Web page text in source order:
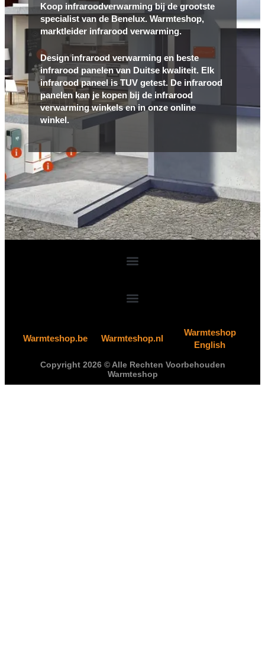
Koop infraroodverwarming bij de grootste
specialist van de Benelux. Warmteshop,
marktleider infrarood verwarming.
Design infrarood verwarming en beste
infrarood panelen van Duitse kwaliteit. Elk
infrarood paneel is TUV getest. De infrarood
panelen kan je kopen bij de infrarood
verwarming winkels en in onze online
winkel.
Warmteshop.be Warmteshop.nl
Warmteshop
English
Copyright 2026 © Alle Rechten Voorbehouden
Warmteshop